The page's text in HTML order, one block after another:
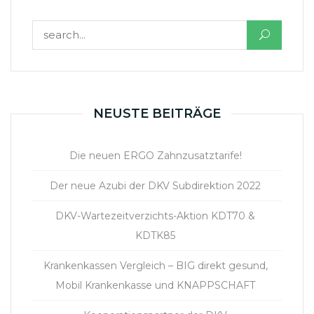
NEUSTE BEITRÄGE
Die neuen ERGO Zahnzusatztarife!
Der neue Azubi der DKV Subdirektion 2022
DKV-Wartezeitverzichts-Aktion KDT70 &
KDTK85
Krankenkassen Vergleich – BIG direkt gesund,
Mobil Krankenkasse und KNAPPSCHAFT